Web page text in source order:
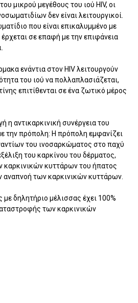
μικρού μεγέθους του ιού HIV, οι
δεν είναι λειτουργικοί.
που είναι επικαλυμμένο με
σε επαφή με την επιφάνεια
ενάντια στον HIV λειτουργούν
του ιού να πολλαπλασιάζεται,
επιτίθενται σε ένα ζωτικό μέρος
η αντικαρκινική συνέργεια του
την πρόπολη: Η πρόπολη εμφανίζει
του ινοσαρκώματος στο παχύ
του καρκίνου του δέρματος,
κυττάρων του ήπατος
αναπνοή των καρκινικών κυττάρων.
δηλητήριο μέλισσας έχει 100%
των καρκινικών